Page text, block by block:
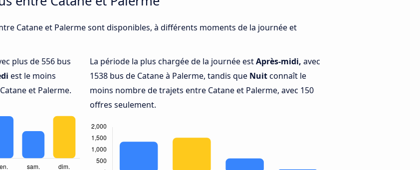
Catane et Palerme sont disponibles, à différents moments de la journée et
plus de 556 bus
est le moins
et Palerme.
La période la plus chargée de la journée estAprès-midi, avec
1538 bus de Catane à Palerme, tandis que Nuitconnaît le
moins nombre de trajets entre Catane et Palerme, avec 150
offres seulement.